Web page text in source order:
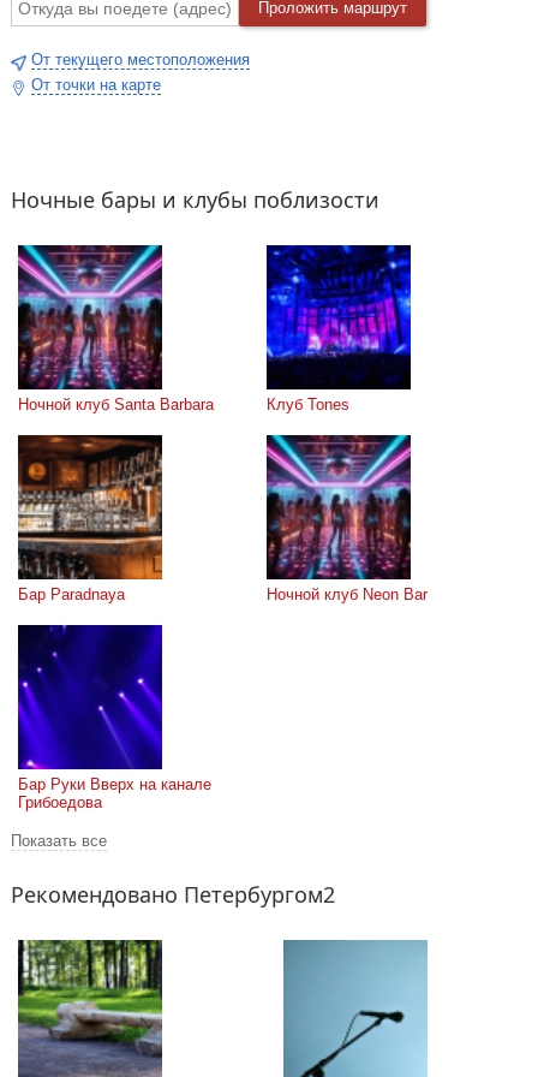
Проложить маршрут
От текущего местоположения
От точки на карте
Ночные бары и клубы поблизости
Ночной клуб Santa Barbara Клуб Tones
Бар Paradnaya Ночной клуб Neon Bar
Бар Руки Вверх на канале
Грибоедова
Показать все
Рекомендовано Петербургом2